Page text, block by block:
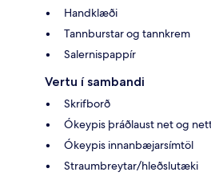
Handklæði
Tannburstar og tannkrem
Salernispappír
Vertu í sambandi
Skrifborð
Ókeypis þráðlaust net og
Ókeypis innanbæjarsímtöl
Straumbreytar/hleðslutæki